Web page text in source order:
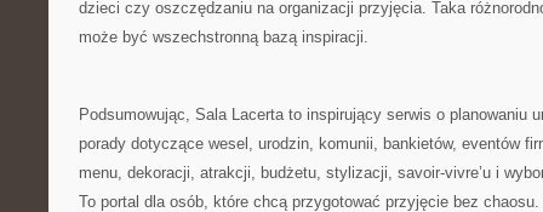
dzieci czy oszczędzaniu na organizacji przyjęcia. Taka
może być wszechstronną bazą inspiracji.
Podsumowując, Sala Lacerta to inspirujący serwis o planowaniu
porady dotyczące wesel, urodzin, komunii, bankietów, eventów
menu, dekoracji, atrakcji, budżetu, stylizacji, savoir-vivre’u i
To portal dla osób, które chcą przygotować przyjęcie bez